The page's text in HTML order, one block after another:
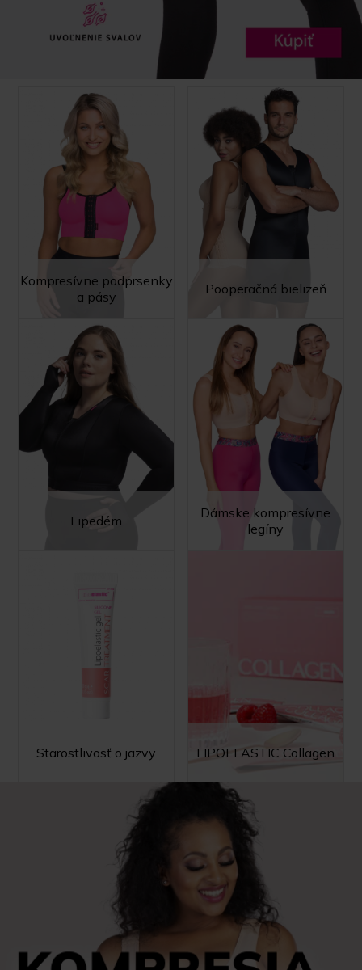
Kompresívne podprsenky
a pásy
Pooperačná bielizeň
Lipedém
Dámske kompresívne
legíny
Starostlivosť o jazvy LIPOELASTIC Collagen